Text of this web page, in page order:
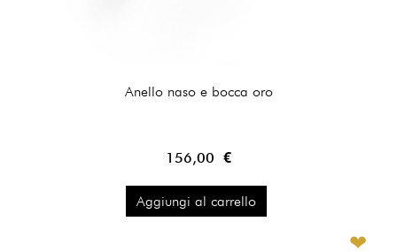
Anello naso e bocca oro
156,00 €
Aggiungi al carrello